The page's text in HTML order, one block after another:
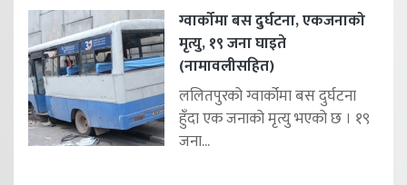
ग्वार्कोमा बस दुर्घटना, एकजनाको
मृत्यु, १९ जना घाइते
(नामावलीसहित)
ललितपुरको ग्वार्कोमा बस दुर्घटना
हुँदा एक जनाको मृत्यु भएको छ । १९
जना...